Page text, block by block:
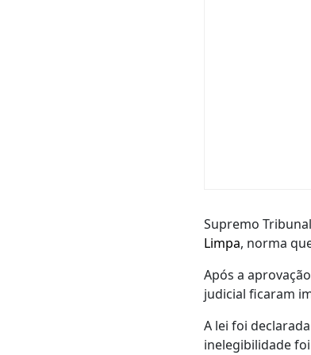
Supremo
Limpa, norma
Após a
judicial ficaram
A lei foi
inelegibilidade